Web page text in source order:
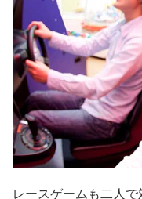
レースゲームも二人